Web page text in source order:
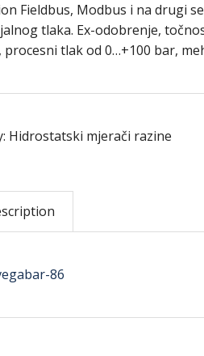
Fieldbus, Modbus i na drugi
tlaka. Ex-odobrenje,
procesni tlak od 0…+100 bar,
Hidrostatski mjerači razine
86